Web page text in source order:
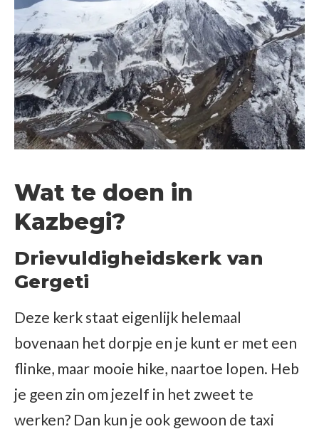
Wat te doen in
Kazbegi?
Drievuldigheidskerk van
Gergeti
Deze kerk staat eigenlijk helemaal
bovenaan het dorpje en je kunt er met een
flinke, maar mooie hike, naartoe lopen. Heb
je geen zin om jezelf in het zweet te
werken? Dan kun je ook gewoon de taxi